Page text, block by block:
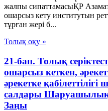
жалпы сипаттамасыҚР
ошарсыз кету институтын
тұрған жері б...
Толық оқу »
21-бап. Толық
ошарсыз кеткен,
әрекетке қабiлеттiлiгi
салдары Шаруашылық
Заңы